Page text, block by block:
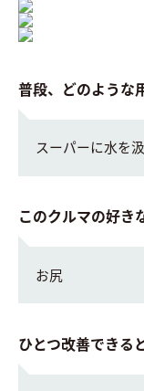
普段、どのような
スーパーに水を
このクルマの好き
お尻
ひとつ改善できる